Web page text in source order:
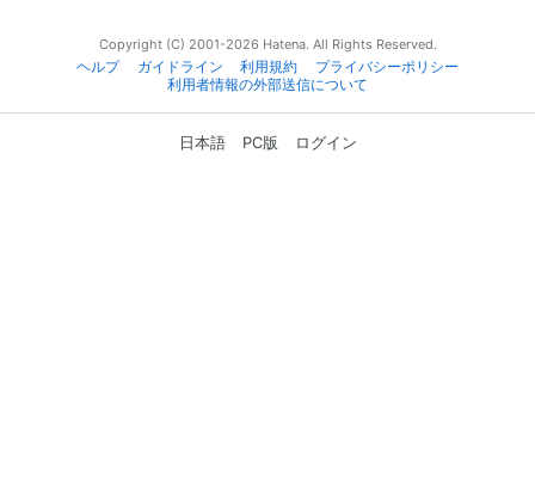
Copyright (C) 2001-2026 Hatena. All Rights Reserved.
ヘルプ
ガイドライン 利用規約
プライバシーポリシー
利用者情報の外部送信について
日本語 PC版 ログイン